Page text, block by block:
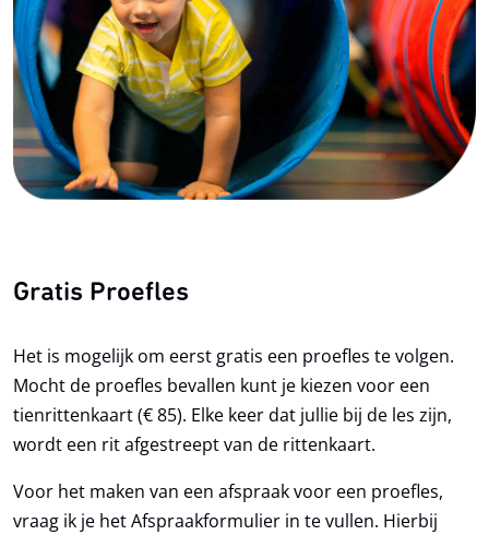
Gratis Proefles
Het is mogelijk om eerst gratis een proefles te volgen.
Mocht de proefles bevallen kunt je kiezen voor een
tienrittenkaart (€ 85). Elke keer dat jullie bij de les zijn,
wordt een rit afgestreept van de rittenkaart.
Voor het maken van een afspraak voor een proefles,
vraag ik je het Afspraakformulier in te vullen. Hierbij